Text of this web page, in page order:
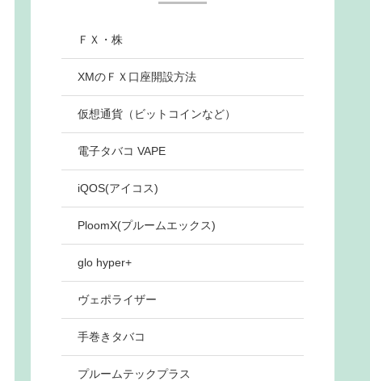
ＦＸ・株
XMのＦＸ口座開設方法
仮想通貨（ビットコインなど）
電子タバコ VAPE
iQOS(アイコス)
PloomX(プルームエックス)
glo hyper+
ヴェポライザー
手巻きタバコ
プルームテックプラス